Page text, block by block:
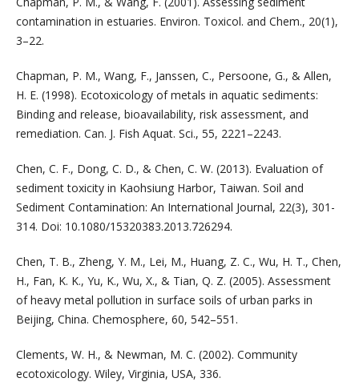
contamination in estuaries. Environ. Toxicol. and Chem., 20(1),
3–22.
Chapman, P. M., Wang, F., Janssen, C., Persoone, G., & Allen,
H. E. (1998). Ecotoxicology of metals in aquatic sediments:
Binding and release, bioavailability, risk assessment, and
remediation. Can. J. Fish Aquat. Sci., 55, 2221–2243.
Chen, C. F., Dong, C. D., & Chen, C. W. (2013). Evaluation of
sediment toxicity in Kaohsiung Harbor, Taiwan. Soil and
Sediment Contamination: An International Journal, 22(3), 301-
314. Doi: 10.1080/15320383.2013.726294.
Chen, T. B., Zheng, Y. M., Lei, M., Huang, Z. C., Wu, H. T., Chen,
H., Fan, K. K., Yu, K., Wu, X., & Tian, Q. Z. (2005). Assessment
of heavy metal pollution in surface soils of urban parks in
Beijing, China. Chemosphere, 60, 542–551.
Clements, W. H., & Newman, M. C. (2002). Community
ecotoxicology. Wiley, Virginia, USA, 336.